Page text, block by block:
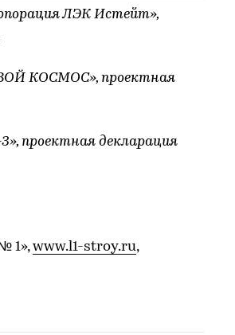
ЛЭК Истейт»,
КОСМОС», проектная
проектная декларация
1»,www.l1-stroy.ru,